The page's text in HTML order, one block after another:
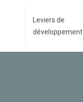
Leviers de
développement